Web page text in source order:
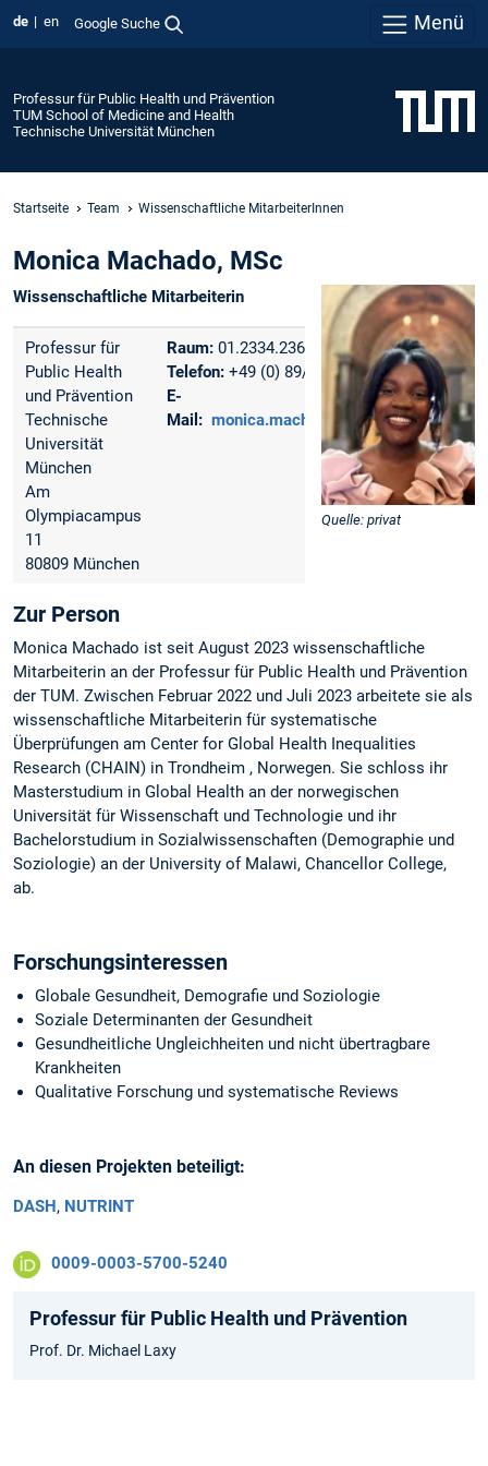
de en Google Suche Menü
Professur für Public Health und Prävention
TUM School of Medicine and Health
Technische Universität München
Startseite Team Wissenschaftliche MitarbeiterInnen
Monica Machado, MSc
Quelle: privat
Wissenschaftliche Mitarbeiterin
Professur für
Public Health
und Prävention
Technische
Universität
München
Am
Olympiacampus
11
80809 München
Raum: 01.2334.236
Telefon: +49 (0) 89/289 24979
E-
Mail: monica.machado@tum.de
Zur Person
Monica Machado ist seit August 2023 wissenschaftliche
Mitarbeiterin an der Professur für Public Health und Prävention
der TUM. Zwischen Februar 2022 und Juli 2023 arbeitete sie als
wissenschaftliche Mitarbeiterin für systematische
Überprüfungen am Center for Global Health Inequalities
Research (CHAIN) in Trondheim , Norwegen. Sie schloss ihr
Masterstudium in Global Health an der norwegischen
Universität für Wissenschaft und Technologie und ihr
Bachelorstudium in Sozialwissenschaften (Demographie und
Soziologie) an der University of Malawi, Chancellor College,
ab.
Forschungsinteressen
Globale Gesundheit, Demografie und Soziologie
Soziale Determinanten der Gesundheit
Gesundheitliche Ungleichheiten und nicht übertragbare
Krankheiten
Qualitative Forschung und systematische Reviews
An diesen Projekten beteiligt:
DASH, NUTRINT
0009-0003-5700-5240
Professur für Public Health und Prävention
Prof. Dr. Michael Laxy